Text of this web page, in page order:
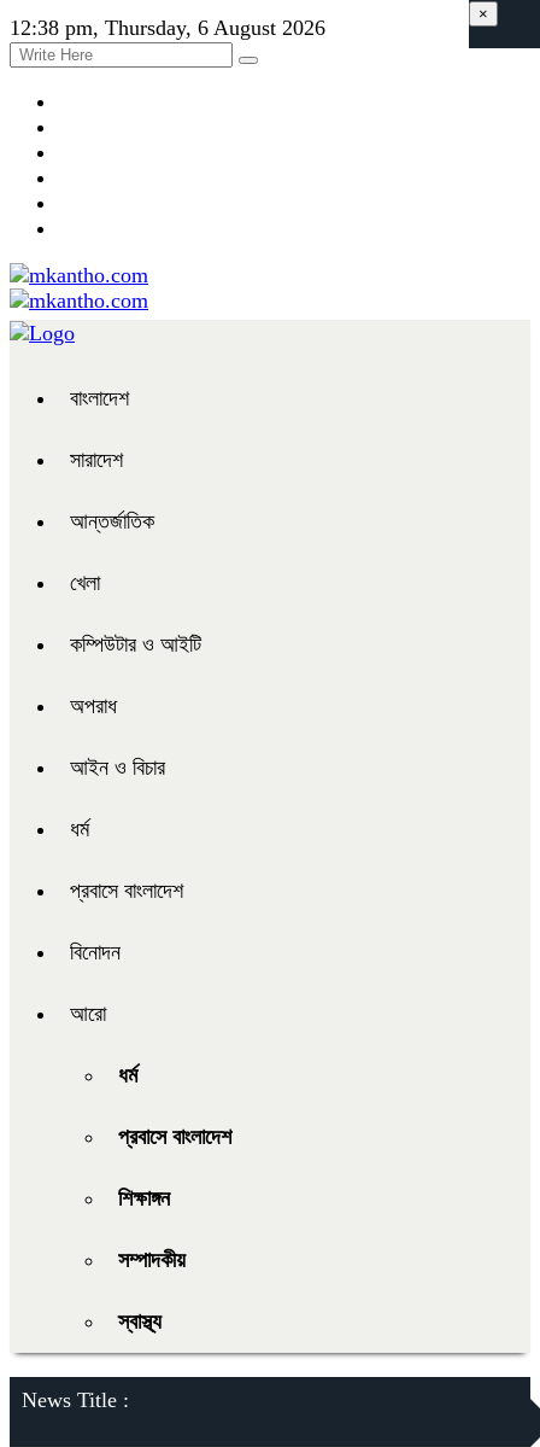
12:38 pm, Thursday, 6 August 2026
বাংলাদেশ
সারাদেশ
আন্তর্জাতিক
খেলা
কম্পিউটার ও আইটি
অপরাধ
আইন ও বিচার
ধর্ম
প্রবাসে বাংলাদেশ
বিনোদন
আরো
ধর্ম
প্রবাসে বাংলাদেশ
শিক্ষাঙ্গন
সম্পাদকীয়
স্বাস্থ্য
News Title :
×